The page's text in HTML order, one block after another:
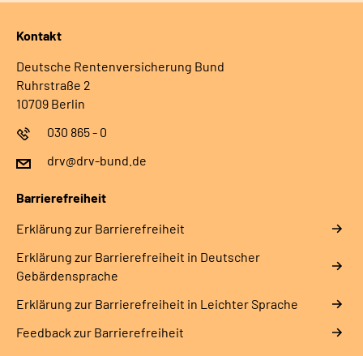
Kontakt
Deutsche Rentenversicherung Bund
Ruhrstraße 2
10709 Berlin
030 865 - 0
drv@drv-bund.de
Barrierefreiheit
Erklärung zur Barrierefreiheit
Erklärung zur Barrierefreiheit in Deutscher
Gebärdensprache
Erklärung zur Barrierefreiheit in Leichter Sprache
Feedback zur Barrierefreiheit